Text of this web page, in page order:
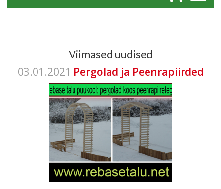
Viimased uudised
03.01.2021 Pergolad ja Peenrapiirded